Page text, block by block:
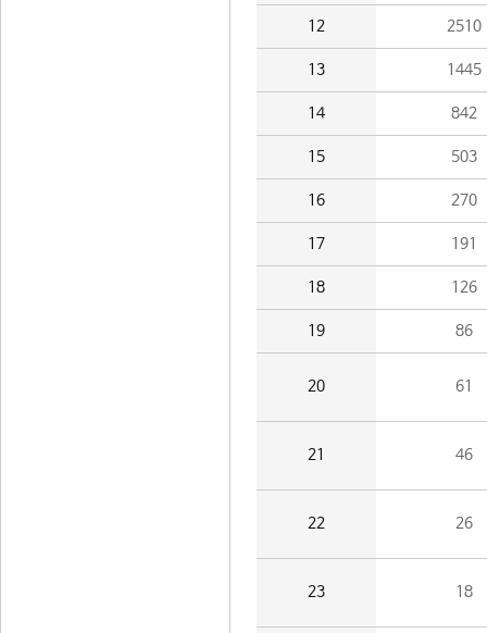
12 2510
13 1445
14 842
15 503
16 270
17 191
18 126
19 86
20 61
21 46
22 26
23 18